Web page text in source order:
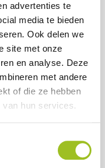
advertenties te
media te bieden
Ook delen we
site met onze
en analyse. Deze
met andere
of die ze hebben
hun services.